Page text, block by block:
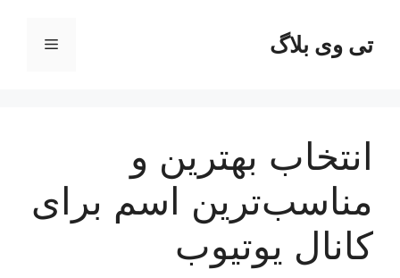
محتواتی وی بلاگ فهرست
انتخاب بهترین و
مناسب‌ترین اسم برای
کانال یوتیوب